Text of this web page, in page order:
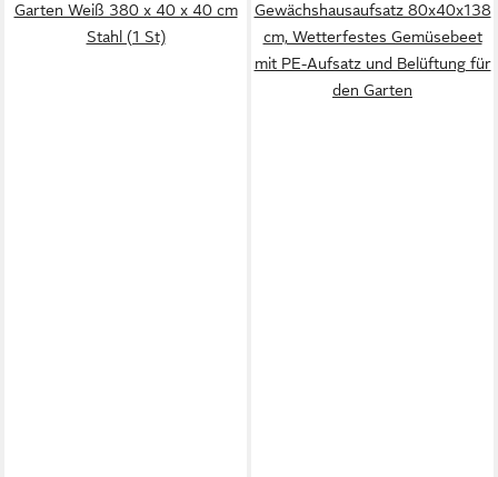
Garten Weiß 380 x 40 x 40 cm
Stahl (1 St)
Gewächshausaufsatz 80x40x138
cm, Wetterfestes Gemüsebeet
mit PE-Aufsatz und Belüftung für
den Garten